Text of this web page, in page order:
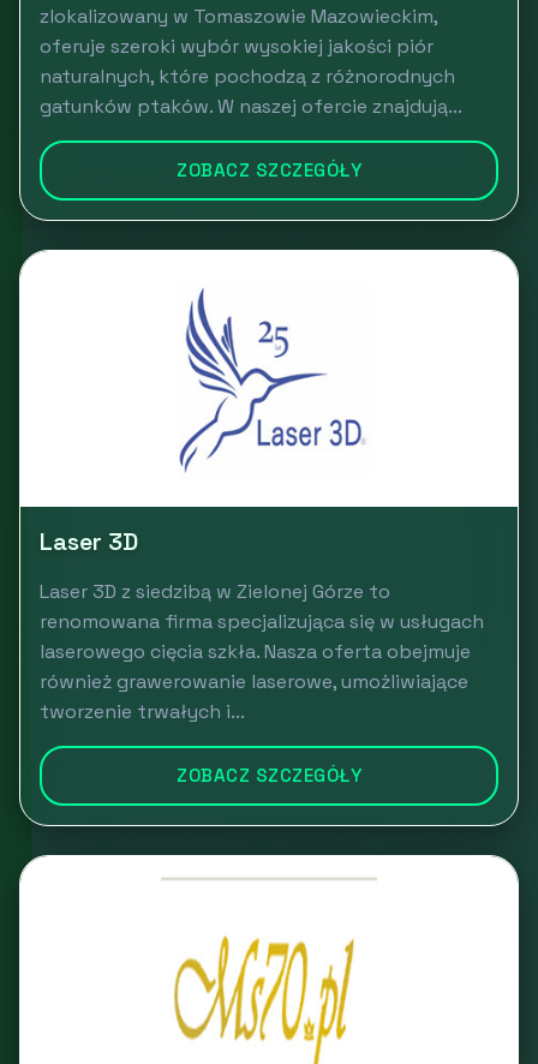
zlokalizowany w Tomaszowie Mazowieckim,
oferuje szeroki wybór wysokiej jakości piór
naturalnych, które pochodzą z różnorodnych
gatunków ptaków. W naszej ofercie znajdują...
ZOBACZ SZCZEGÓŁY
Laser 3D
Laser 3D z siedzibą w Zielonej Górze to
renomowana firma specjalizująca się w usługach
laserowego cięcia szkła. Nasza oferta obejmuje
również grawerowanie laserowe, umożliwiające
tworzenie trwałych i...
ZOBACZ SZCZEGÓŁY